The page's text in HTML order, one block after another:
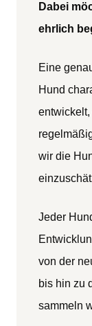
Dabei
ehrlich
Eine
Hund
wir die
Jeder
von der
bis hin zu
sammeln